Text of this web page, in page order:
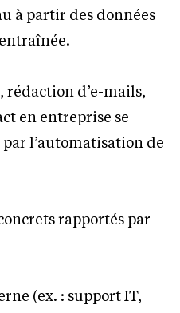
à partir des données
d’e-mails,
en entreprise se
l’automatisation de
rapportés par
(ex. : support IT,